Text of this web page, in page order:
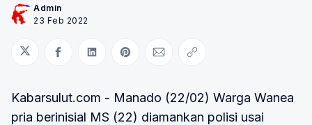
Admin
23 Feb 2022
Bagikan di Twitter
Bagikan di Facebook
Bagikan di LinkedIn
Bagikan di Pinterest
Bagikan melalui Email
Salin tautan
Kabarsulut.com - Manado (22/02) Warga Wanea
pria berinisial MS (22) diamankan polisi usai